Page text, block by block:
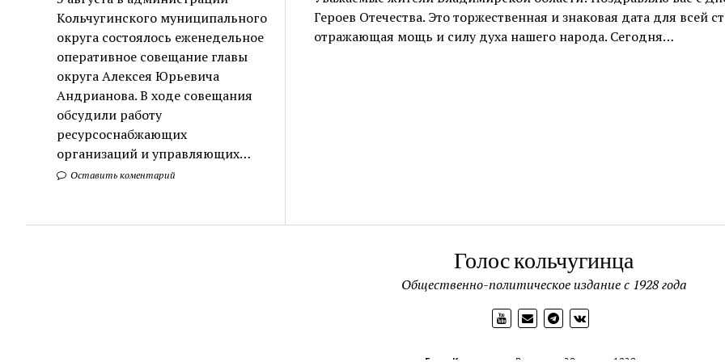
Кольчугинского муниципального
округа состоялось еженедельное
оперативное совещание главы
округа Алексея Юрьевича
Андрианова. В ходе совещания
обсудили работу
ресурсоснабжающих
организаций и управляющих…
Оставить коментарий
Героев Отечества. Это торжественная и знаковая дата для всей
отражающая мощь и силу духа нашего народа. Сегодня…
Голос кольчугинца
Общественно-политическое издание с 1928 года